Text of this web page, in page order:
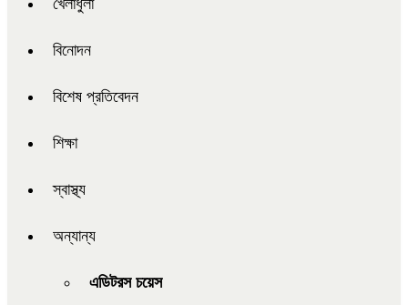
খেলাধুলা
বিনোদন
বিশেষ প্রতিবেদন
শিক্ষা
স্বাস্থ্য
অন্যান্য
এডিটরস চয়েস